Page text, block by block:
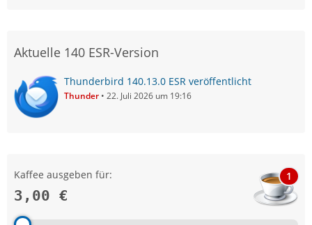
Aktuelle 140 ESR-Version
Thunderbird 140.13.0 ESR veröffentlicht
Thunder 22. Juli 2026 um 19:16
Kaffee ausgeben für:
3,00 €
1